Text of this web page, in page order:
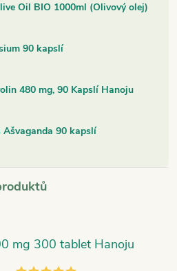
Oil BIO 1000ml (Olivový olej)
90 kapslí
480 mg, 90 Kapslí Hanoju
Ašvaganda 90 kapslí
mg 300 tablet Hanoju